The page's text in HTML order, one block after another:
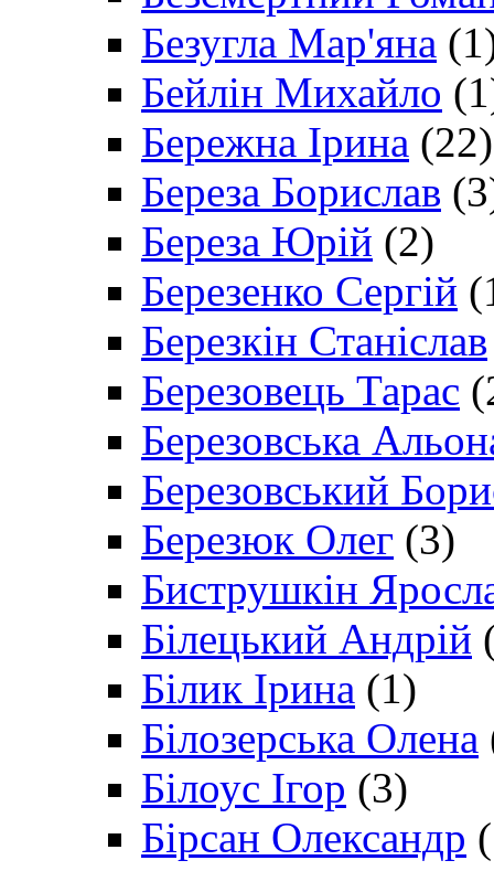
Безугла Мар'яна
Бейлін Михайло
Бережна Ірина (22)
Береза Борислав
Береза Юрій (2)
Березенко Сергій
Березкін Станіслав
Березовець Тарас
Березовська
Березовський
Березюк Олег (3)
Биструшкін
Білецький Андрій
Білик Ірина (1)
Білозерська Олена
Білоус Ігор (3)
Бірсан Олександр